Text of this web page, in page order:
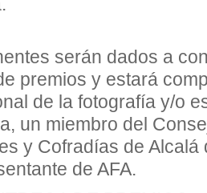
serán dados a
premios y estará
de la fotografía y/o
un miembro del
y Cofradías de Alcalá
de AFA.